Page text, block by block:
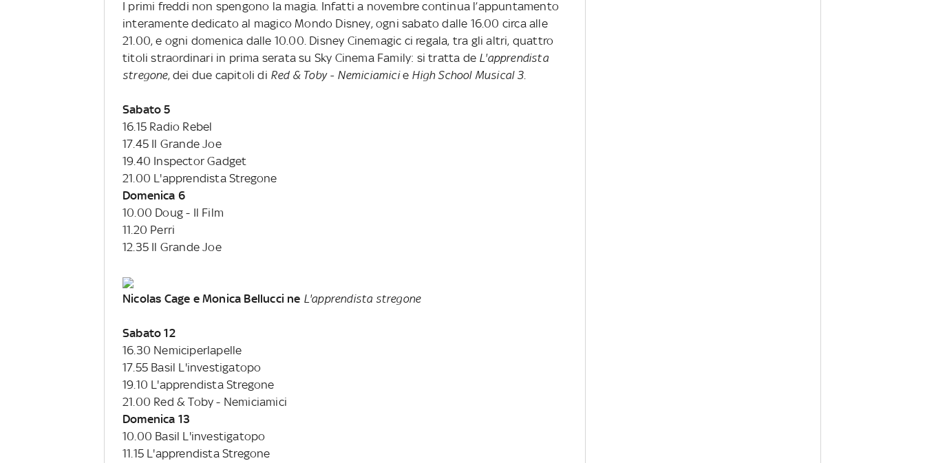
I primi freddi non spengono la magia. Infatti a novembre continua l’appuntamento
interamente dedicato al magico Mondo Disney, ogni sabato dalle 16.00 circa alle
21.00, e ogni domenica dalle 10.00. Disney Cinemagic ci regala, tra gli altri, quattro
titoli straordinari in prima serata su Sky Cinema Family: si tratta de L'apprendista
stregone, dei due capitoli di Red & Toby - Nemiciamicie High School Musical 3.
Sabato 5
16.15 Radio Rebel
17.45 Il Grande Joe
19.40 Inspector Gadget
21.00 L'apprendista Stregone
Domenica 6
10.00 Doug - Il Film
11.20 Perri
12.35 Il Grande Joe
Nicolas Cage e Monica Bellucci ne L'apprendista stregone
Sabato 12
16.30 Nemiciperlapelle
17.55 Basil L'investigatopo
19.10 L'apprendista Stregone
21.00 Red & Toby - Nemiciamici
Domenica 13
10.00 Basil L'investigatopo
11.15 L'apprendista Stregone